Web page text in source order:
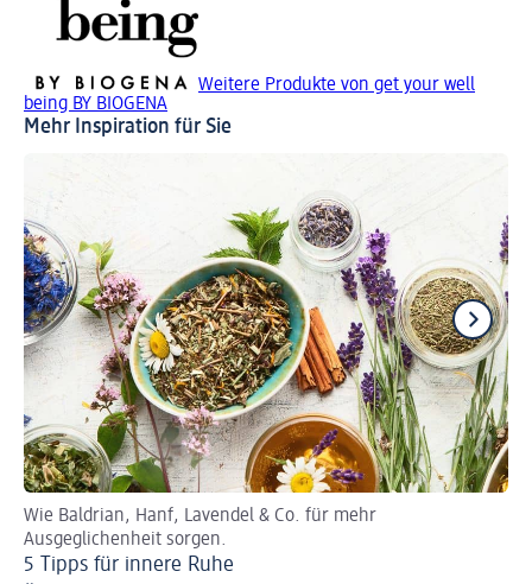
Weitere Produkte von get your well
being BY BIOGENA
Mehr Inspiration für Sie
Wie Baldrian, Hanf, Lavendel & Co. für mehr
Ausgeglichenheit sorgen.
5 Tipps für innere Ruhe